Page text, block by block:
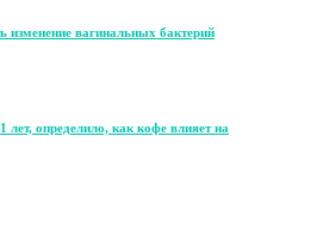
вагинальных бактерий
лет, определило, как кофе влияет на